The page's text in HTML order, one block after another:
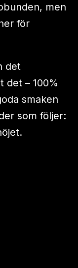
men
för
det
det – 100%
smaken
som följer: